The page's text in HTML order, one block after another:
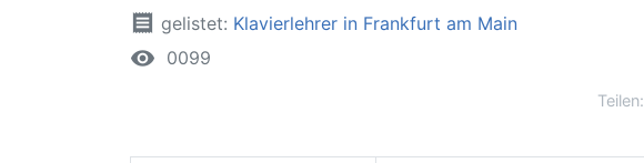
receipt gelistet: Klavierlehrer in Frankfurt am Main
remove_red_eye 0099
Teilen: